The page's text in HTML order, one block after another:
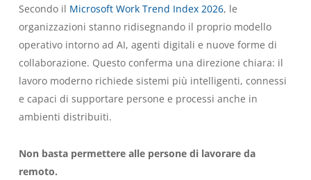
Secondo il Microsoft Work Trend Index 2026, le
organizzazioni stanno ridisegnando il proprio modello
operativo intorno ad AI, agenti digitali e nuove forme di
collaborazione. Questo conferma una direzione chiara: il
lavoro moderno richiede sistemi più intelligenti, connessi
e capaci di supportare persone e processi anche in
ambienti distribuiti.
Non basta permettere alle persone di lavorare da
remoto.